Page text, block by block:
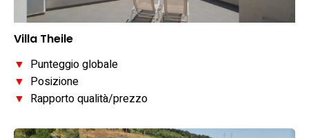
Villa Theile
▼ Punteggio globale
▼ Posizione
▼ Rapporto qualità/prezzo